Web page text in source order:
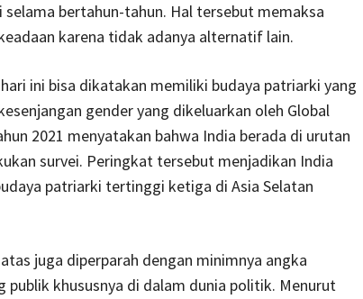
bertahun-tahun. Hal tersebut memaksa
karena tidak adanya alternatif lain.
ini bisa dikatakan memiliki budaya patriarki yang
gender yang dikeluarkan oleh Global
2021 menyatakan bahwa India berada di urutan
survei. Peringkat tersebut menjadikan India
patriarki tertinggi ketiga di Asia Selatan
juga diperparah dengan minimnya angka
publik khususnya di dalam dunia politik. Menurut